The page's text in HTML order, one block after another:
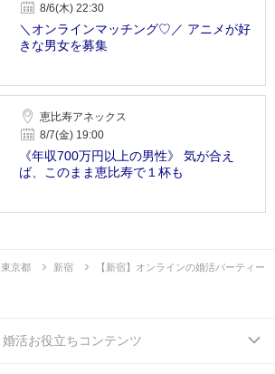
8/6(木) 22:30
＼オンラインマッチング♡／ アニメが好
きな男女を募集
恵比寿アネックス
8/7(金) 19:00
《年収700万円以上の男性》 気が合え
ば、このまま恵比寿で１杯も
東京都 新宿 【新宿】オンラインの婚活パーティー
婚活お役立ちコンテンツ